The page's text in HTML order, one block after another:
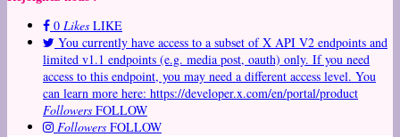
0 Likes LIKE
You currently have access to a subset of X API V2 endpoints and
limited v1.1 endpoints (e.g. media post, oauth) only. If you need
access to this endpoint, you may need a different access level. You
can learn more here: https://developer.x.com/en/portal/product
Followers FOLLOW
Followers FOLLOW